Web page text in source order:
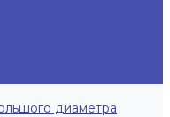
диаметра